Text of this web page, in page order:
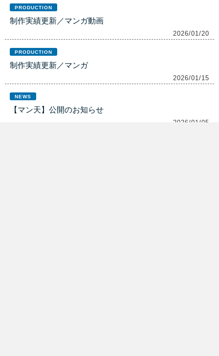
PRODUCTION
制作実績更新／マンガ動画
2026/01/20
PRODUCTION
制作実績更新／マンガ
2026/01/15
NEWS
【マン天】公開のお知らせ
2026/01/05